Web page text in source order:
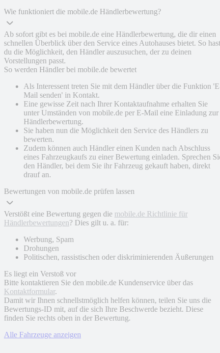
Wie funktioniert die mobile.de Händlerbewertung?
Ab sofort gibt es bei mobile.de eine Händlerbewertung, die dir einen
schnellen Überblick über den Service eines Autohauses bietet. So hast
du die Möglichkeit, den Händler auszusuchen, der zu deinen
Vorstellungen passt.
So werden Händler bei mobile.de bewertet
Als Interessent treten Sie mit dem Händler über die Funktion
Mail senden' in Kontakt.
Eine gewisse Zeit nach Ihrer Kontaktaufnahme erhalten Sie
unter Umständen von mobile.de per E-Mail eine Einladung zur
Händlerbewertung.
Sie haben nun die Möglichkeit den Service des Händlers zu
bewerten.
Zudem können auch Händler einen Kunden nach Abschluss
eines Fahrzeugkaufs zu einer Bewertung einladen. Sprechen
den Händler, bei dem Sie ihr Fahrzeug gekauft haben, direkt
drauf an.
Bewertungen von mobile.de prüfen lassen
Verstößt eine Bewertung gegen die mobile.de Richtlinie für
Händlerbewertungen? Dies gilt u. a. für:
Werbung, Spam
Drohungen
Politischen, rassistischen oder diskriminierenden Äußerungen
Es liegt ein Verstoß vor
Bitte kontaktieren Sie den mobile.de Kundenservice über das
Kontaktformular.
Damit wir Ihnen schnellstmöglich helfen können, teilen Sie uns die
Bewertungs-ID mit, auf die sich Ihre Beschwerde bezieht. Diese
finden Sie rechts oben in der Bewertung.
Alle Fahrzeuge anzeigen